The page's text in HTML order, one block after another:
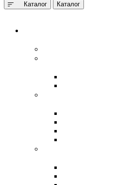
Каталог Каталог